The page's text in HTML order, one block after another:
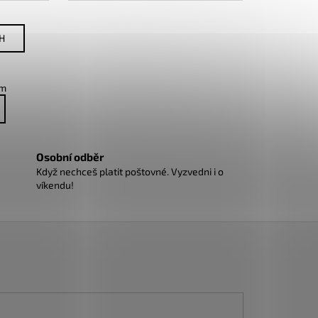
Osobní odběr
Když nechceš platit poštovné. Vyzvedni i o
víkendu!